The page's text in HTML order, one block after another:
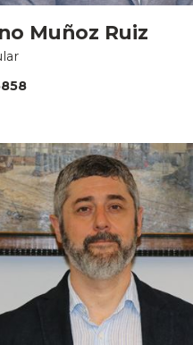
Muñoz Ruiz